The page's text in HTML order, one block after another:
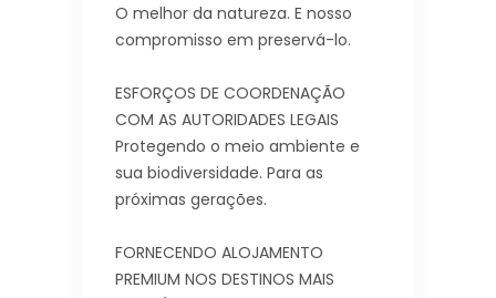
O melhor da natureza. E nosso
compromisso em preservá-lo.
ESFORÇOS DE COORDENAÇÃO
COM AS AUTORIDADES LEGAIS
Protegendo o meio ambiente e
sua biodiversidade. Para as
próximas gerações.
FORNECENDO ALOJAMENTO
PREMIUM NOS DESTINOS MAIS